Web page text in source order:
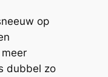
op
dubbel zo